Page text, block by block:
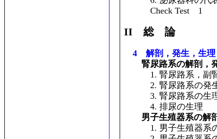
Check Test 1
II 総 論
4 解剖，発生，生理
腎尿路系の解剖，
1. 腎尿路系，副
2. 腎尿路系の発
3. 腎尿路系の生
4. 排尿の生理
男子生殖器系の解
1. 男子生殖器系